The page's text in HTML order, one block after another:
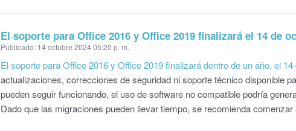
El soporte para Office 2016 y Office 2019 finalizará el 14 de
Publicado: 14 octubre 2024 05:20 p. m.
El soporte para Office 2016 y Office 2019 finalizará dentro de un año, el
actualizaciones, correcciones de seguridad ni soporte técnico disponible
pueden seguir funcionando, el uso de software no compatible podría
Dado que las migraciones pueden llevar tiempo, se recomienda